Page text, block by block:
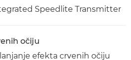
Speedlite Transmitter
očiju
efekta crvenih očiju